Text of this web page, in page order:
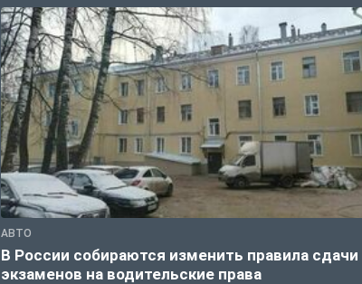
АВТО
В России собираются изменить правила сдачи
экзаменов на водительские права